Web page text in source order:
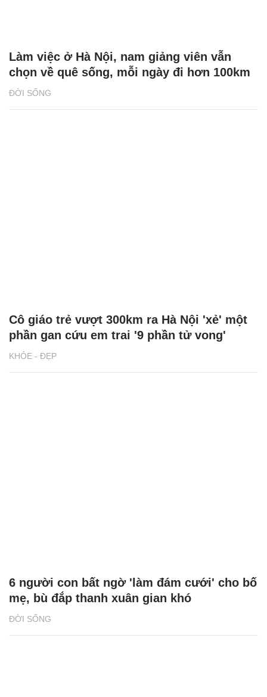
ĐỜI SỐNG
Làm việc ở Hà Nội, nam giảng viên vẫn
chọn về quê sống, mỗi ngày đi hơn 100km
KHỎE - ĐẸP
Cô giáo trẻ vượt 300km ra Hà Nội 'xẻ' một
phần gan cứu em trai '9 phần tử vong'
ĐỜI SỐNG
6 người con bất ngờ 'làm đám cưới' cho bố
mẹ, bù đắp thanh xuân gian khó